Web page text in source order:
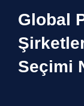
Global
Seçimi